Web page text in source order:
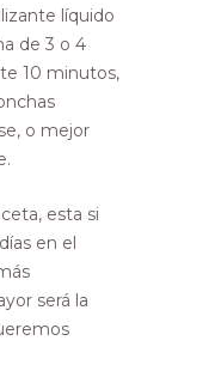
líquido
de 3 o 4
10 minutos,
o mejor
esta si
en el
será la